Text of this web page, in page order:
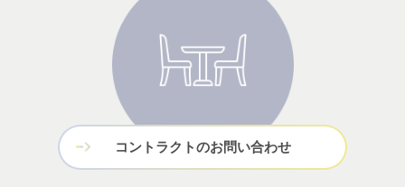
コントラクトのお問い合わせ